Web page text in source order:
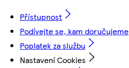
Přístupnost
Podívejte se, kam doručujeme
Poplatek za službu
Nastavení Cookies